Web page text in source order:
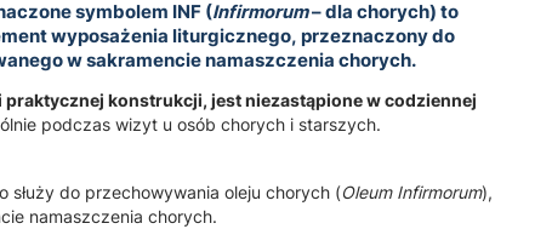
symbolem INF (Infirmorum– dla chorych) to
wyposażenia liturgicznego, przeznaczony do
w sakramencie namaszczenia chorych.
konstrukcji, jest niezastąpione w codziennej
podczas wizyt u osób chorych i starszych.
służy do przechowywania oleju chorych (Oleum Infirmorum),
namaszczenia chorych.